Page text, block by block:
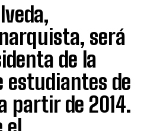
será
de la
estudiantes de
partir de 2014.